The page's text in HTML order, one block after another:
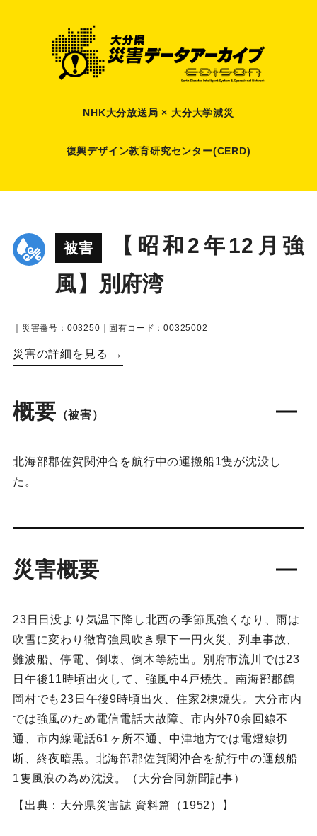
NHK大分放送局 × 大分大学減災
復興デザイン教育研究センター(CERD)
被害
【昭和2年12月強
風】別府湾
｜災害番号：003250｜固有コード：00325002
災害の詳細を見る →
概要 （被害）
北海部郡佐賀関沖合を航行中の運搬船1隻が沈没し
た。
災害概要
23日日没より気温下降し北西の季節風強くなり、雨は
吹雪に変わり徹宵強風吹き県下一円火災、列車事故、
難波船、停電、倒壊、倒木等続出。別府市流川では23
日午後11時頃出火して、強風中4戸焼失。南海部郡鶴
岡村でも23日午後9時頃出火、住家2棟焼失。大分市内
では強風のため電信電話大故障、市内外70余回線不
通、市内線電話61ヶ所不通、中津地方では電燈線切
断、終夜暗黒。北海部郡佐賀関沖合を航行中の運般船
1隻風浪の為め沈没。（大分合同新聞記事）
【出典：大分県災害誌 資料篇（1952）】